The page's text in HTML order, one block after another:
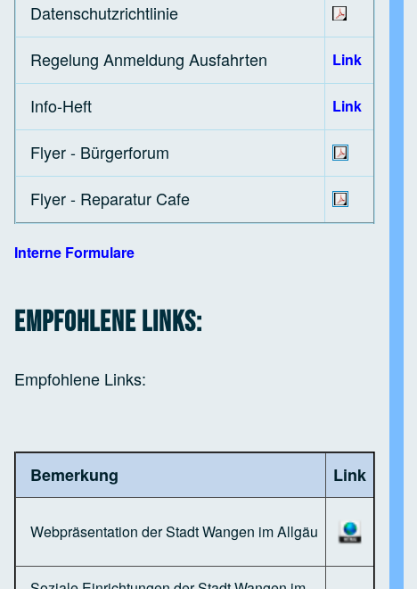
Datenschutzrichtlinie
Regelung Anmeldung Ausfahrten
Link
Info-Heft Link
Flyer - Bürgerforum
Flyer - Reparatur Cafe
Interne Formulare
Empfohlene Links:
Empfohlene Links:
Bemerkung Link
Webpräsentation der Stadt Wangen im Allgäu